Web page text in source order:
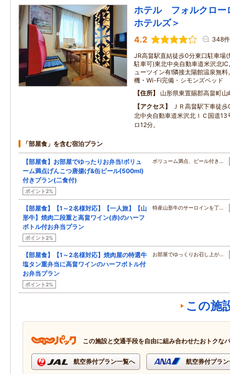
ホテル フォルクロー
ホテルズ＞
4.2 348件
JR高畠駅直結徒歩0分東口駐車場
駐車可)東北中央自動車道米沢北
ューツイン有!隣接太陽館温泉無
機・Wi-Fi完備・シモンズベッド
住所
山形県東置賜郡高畠町山
アクセス
ＪＲ高畠駅下車徒
北中央自動車道米沢北ＩＣ国道13
ロ12分。
「部屋食」を含む宿泊プラン
【部屋食】お部屋でゆったりお弁当!ボリュ
ーム満点げんこつ唐揚げ&缶ビール(500ml)
付きプラン(二食付)
ポイント2%
ボリューム満点、ビール付き…
【部屋食】【1～2名様対応】【一人旅】【山
形牛】焼肉二段重と高畠ワイン(赤)のハーフ
ボトル付お弁当プラン
ポイント2%
特産山形牛のサーロインを丁…
【部屋食】【1～2名様対応】焼肉屋の特選牛
塩タン重弁当に高畠ワインのハーフボトル付
お弁当プラン
ポイント2%
お部屋でゆっくりお召し上が…
この施
この施設と交通手段を自由に組み合わせたおトクな
航空券付プラン一覧へ 航空券付プラ